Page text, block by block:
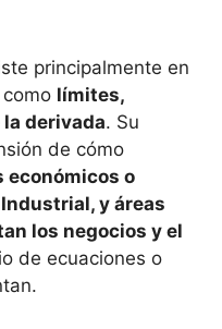
principalmente en
límites,
derivada. Su
de cómo
económicos o
y áreas
los negocios y el
de ecuaciones o